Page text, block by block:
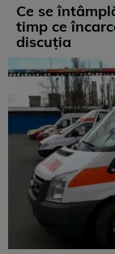
Ce se
timp ce
discuția